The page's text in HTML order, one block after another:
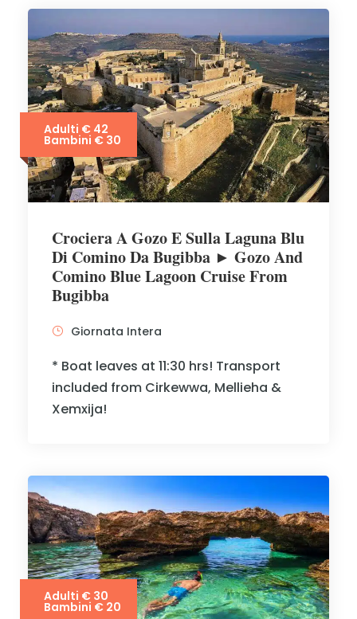
Adulti € 42
Bambini € 30
Crociera A Gozo E Sulla Laguna Blu
Di Comino Da Bugibba ► Gozo And
Comino Blue Lagoon Cruise From
Bugibba
Giornata Intera
* Boat leaves at 11:30 hrs! Transport
included from Cirkewwa, Mellieha &
Xemxija!
Adulti € 30
Bambini € 20